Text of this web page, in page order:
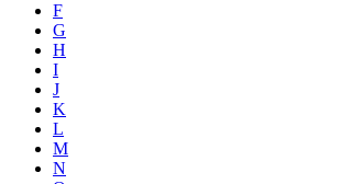
F
G
H
I
J
K
L
M
N